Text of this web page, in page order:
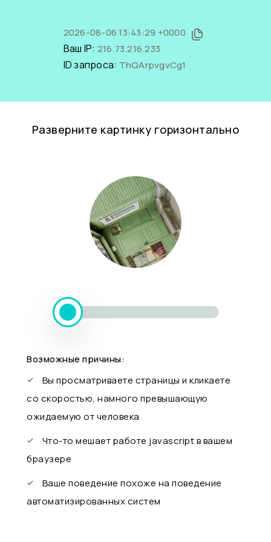
2026-08-06 13:43:29 +0000
Ваш IP: 216.73.216.233
ID запроса: ThQArpvgvCg1
Разверните картинку горизонтально
Возможные причины:
Вы просматриваете страницы и кликаете
со скоростью, намного превышающую
ожидаемую от человека
Что-то мешает работе javascript в вашем
браузере
Ваше поведение похоже на поведение
автоматизированных систем